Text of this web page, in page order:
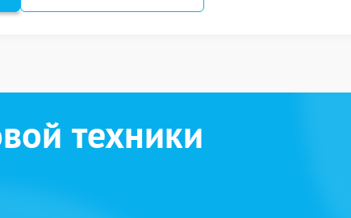
техники